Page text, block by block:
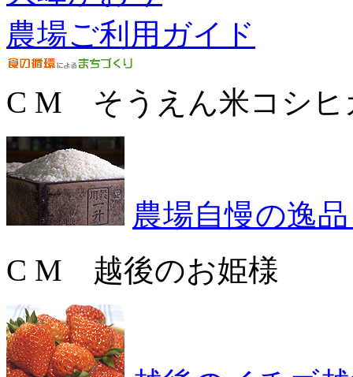
農場ご利用ガイド
C M そうえん米コシヒ
農場自慢の逸
C M 越後のお姫様